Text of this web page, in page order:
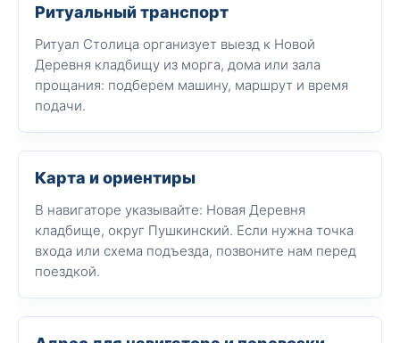
Ритуальный транспорт
Ритуал Столица организует выезд к Новой
Деревня кладбищу из морга, дома или зала
прощания: подберем машину, маршрут и время
подачи.
Карта и ориентиры
В навигаторе указывайте: Новая Деревня
кладбище, округ Пушкинский. Если нужна точка
входа или схема подъезда, позвоните нам перед
поездкой.